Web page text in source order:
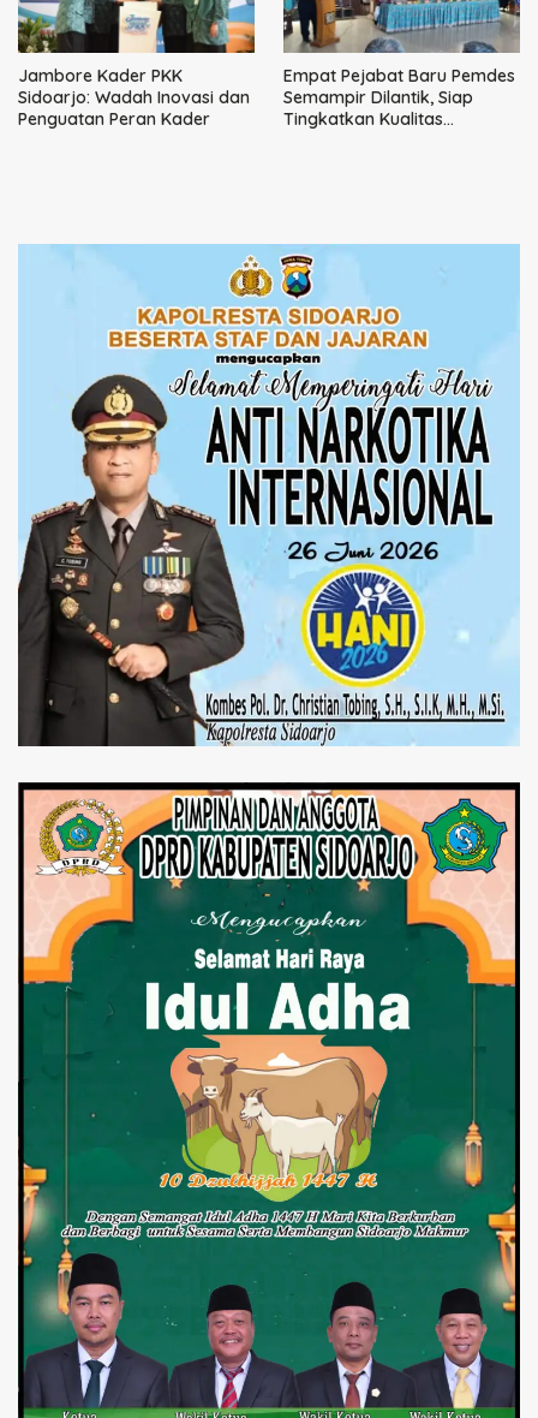
Jambore Kader PKK
Sidoarjo: Wadah Inovasi dan
Penguatan Peran Kader
Empat Pejabat Baru Pemdes
Semampir Dilantik, Siap
Tingkatkan Kualitas